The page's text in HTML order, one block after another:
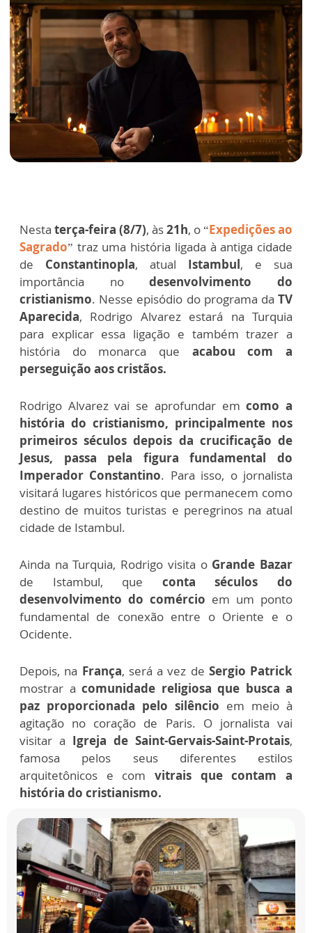
Nesta terça-feira (8/7), às21h, o “Expedições ao
Sagrado” traz uma história ligada à antiga cidade
de Constantinopla, atual Istambul, e sua
importância nodesenvolvimento do
cristianismo. Nesse episódio do programa da TV
Aparecida, Rodrigo Alvarez estará na Turquia
para explicar essa ligação e também trazer a
história do monarca que acabou com a
perseguição aos cristãos.
Rodrigo Alvarez vai se aprofundar emcomo a
história do cristianismo, principalmente nos
primeiros séculos depois da crucificação de
Jesus, passa pela figura fundamental do
Imperador Constantino. Para isso, o jornalista
visitará lugares históricos que permanecem como
destino de muitos turistas e peregrinos na atual
cidade de Istambul.
Ainda na Turquia, Rodrigo visita o Grande Bazar
de Istambul, que conta séculos do
desenvolvimento do comércio em um ponto
fundamental de conexão entre o Oriente e o
Ocidente.
Depois, na França, será a vez de Sergio Patrick
mostrar a comunidade religiosa que busca a
paz proporcionada pelo silêncio em meio à
agitação no coração de Paris. O jornalista vai
visitar a Igreja de Saint-Gervais-Saint-Protais,
famosa pelos seus diferentes estilos
arquitetônicos e com vitrais que contam a
história do cristianismo.